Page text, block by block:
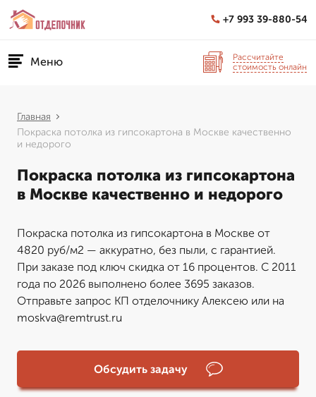
+7 993 39-880-54
Меню
Рассчитайте
стоимость онлайн
Главная
Покраска потолка из гипсокартона в Москве качественно
и недорого
Покраска потолка из гипсокартона
в Москве качественно и недорого
Покраска потолка из гипсокартона в Москве от
4820 руб/м2 — аккуратно, без пыли, с гарантией.
При заказе под ключ скидка от 16 процентов. С 2011
года по 2026 выполнено более 3695 заказов.
Отправьте запрос КП отделочнику Алексею или на
moskva@remtrust.ru
Обсудить задачу